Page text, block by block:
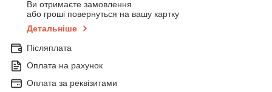
Ви отримаєте замовлення
або гроші повернуться на вашу картку
Детальніше
Післяплата
Оплата на рахунок
Оплата за реквізитами